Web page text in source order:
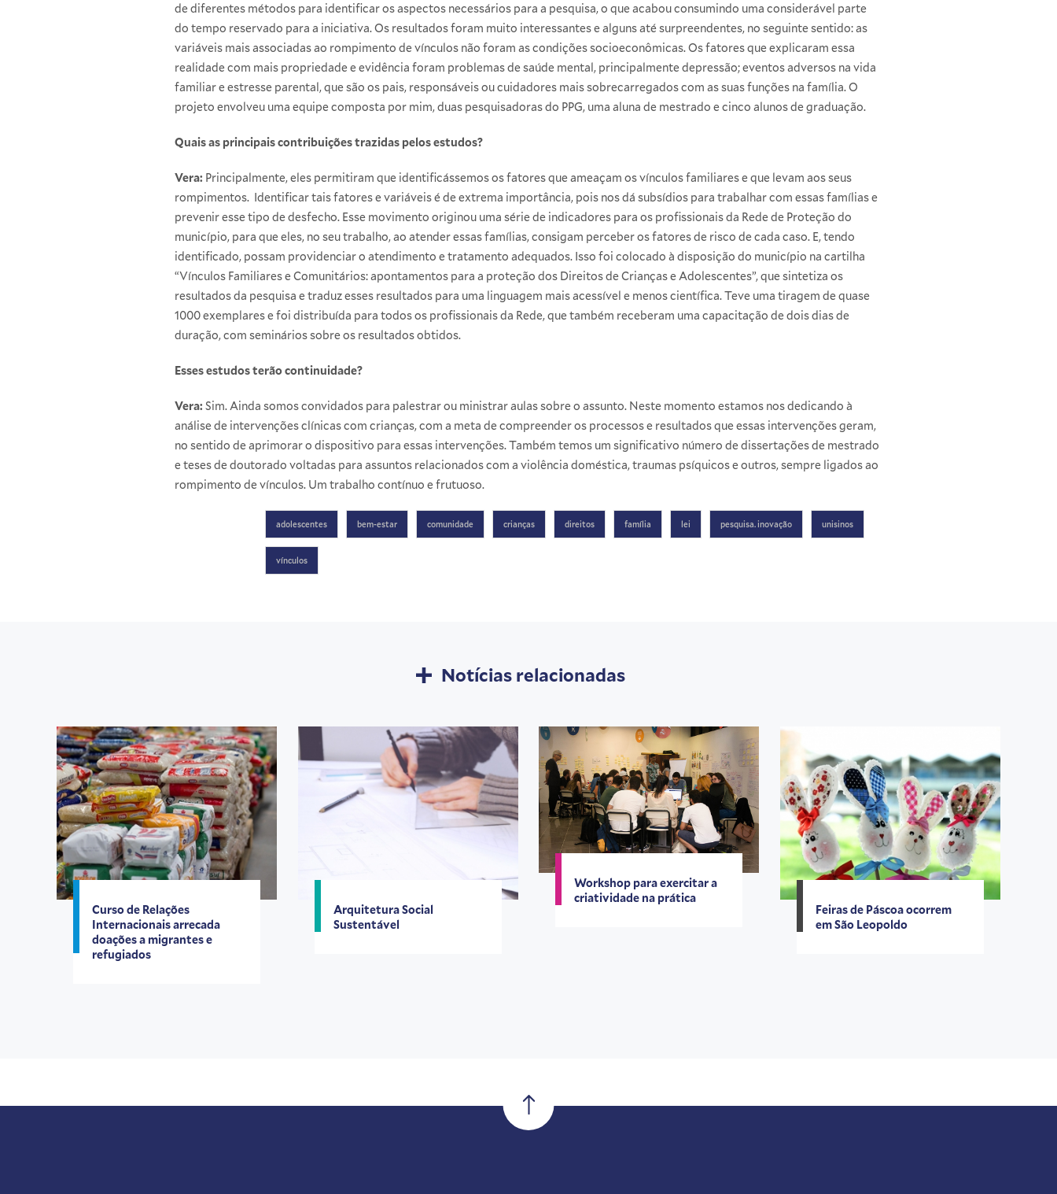
de diferentes métodos para identificar os aspectos necessários para a pesquisa, o que acabou consumindo uma considerável parte
do tempo reservado para a iniciativa. Os resultados foram muito interessantes e alguns até surpreendentes, no seguinte sentido: as
variáveis mais associadas ao rompimento de vínculos não foram as condições socioeconômicas. Os fatores que explicaram essa
realidade com mais propriedade e evidência foram problemas de saúde mental, principalmente depressão; eventos adversos na vida
familiar e estresse parental, que são os pais, responsáveis ou cuidadores mais sobrecarregados com as suas funções na família. O
projeto envolveu uma equipe composta por mim, duas pesquisadoras do PPG, uma aluna de mestrado e cinco alunos de graduação.
Quais as principais contribuições trazidas pelos estudos?
Vera: Principalmente, eles permitiram que identificássemos os fatores que ameaçam os vínculos familiares e que levam aos seus
rompimentos. Identificar tais fatores e variáveis é de extrema importância, pois nos dá subsídios para trabalhar com essas famílias e
prevenir esse tipo de desfecho. Esse movimento originou uma série de indicadores para os profissionais da Rede de Proteção do
município, para que eles, no seu trabalho, ao atender essas famílias, consigam perceber os fatores de risco de cada caso. E, tendo
identificado, possam providenciar o atendimento e tratamento adequados. Isso foi colocado à disposição do município na cartilha
“Vínculos Familiares e Comunitários: apontamentos para a proteção dos Direitos de Crianças e Adolescentes”, que sintetiza os
resultados da pesquisa e traduz esses resultados para uma linguagem mais acessível e menos científica. Teve uma tiragem de quase
1000 exemplares e foi distribuída para todos os profissionais da Rede, que também receberam uma capacitação de dois dias de
duração, com seminários sobre os resultados obtidos.
Esses estudos terão continuidade?
Vera: Sim. Ainda somos convidados para palestrar ou ministrar aulas sobre o assunto. Neste momento estamos nos dedicando à
análise de intervenções clínicas com crianças, com a meta de compreender os processos e resultados que essas intervenções geram,
no sentido de aprimorar o dispositivo para essas intervenções. Também temos um significativo número de dissertações de mestrado
e teses de doutorado voltadas para assuntos relacionados com a violência doméstica, traumas psíquicos e outros, sempre ligados ao
rompimento de vínculos. Um trabalho contínuo e frutuoso.
adolescentes bem-estar comunidade crianças direitos família lei pesquisa. inovação unisinos
vínculos
Notícias relacionadas
Curso de Relações
Internacionais arrecada
doações a migrantes e
refugiados
Arquitetura Social
Sustentável
Workshop para exercitar a
criatividade na prática
Feiras de Páscoa ocorrem
em São Leopoldo